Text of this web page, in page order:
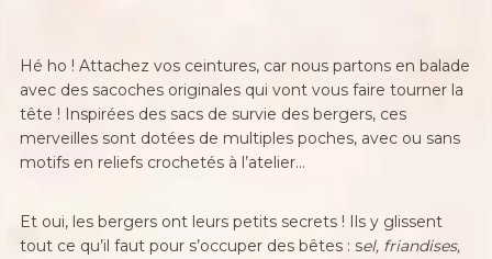
Hé ho ! Attachez vos ceintures, car nous partons en balade
avec des sacoches originales qui vont vous faire tourner la
tête ! Inspirées des sacs de survie des bergers, ces
merveilles sont dotées de multiples poches, avec ou sans
motifs en reliefs crochetés à l’atelier…
Et oui, les bergers ont leurs petits secrets ! Ils y glissent
tout ce qu’il faut pour s’occuper des bêtes : sel, friandises,